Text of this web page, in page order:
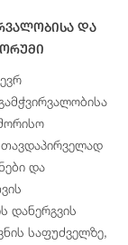
Და
და
დანერგვის
საფუძველზე,